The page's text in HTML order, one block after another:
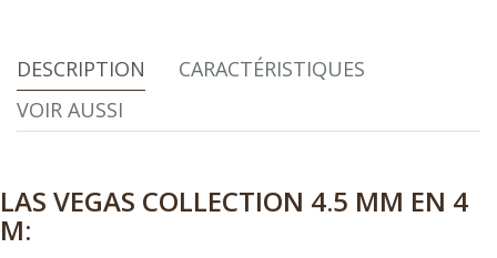
DESCRIPTION
CARACTÉRISTIQUES
VOIR AUSSI
LAS VEGAS COLLECTION 4.5 MM EN 4
M: